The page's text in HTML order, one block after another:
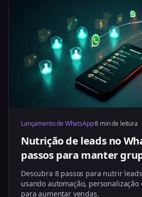
Lançamento de WhatsApp·8 min de leitura
Nutrição de leads no
passos para manter
Descubra 8 passos para nutrir
usando automação, personalização
para aumentar vendas.